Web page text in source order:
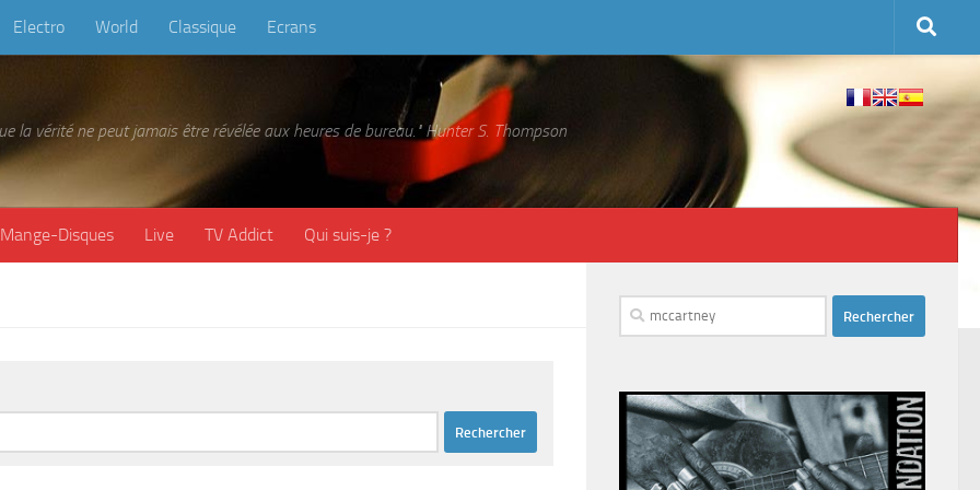
Electro World Classique Ecrans
la vérité ne peut jamais être révélée aux heures de bureau." Hunter S. Thompson
Mange-Disques Live TV Addict Qui suis-je ?
Rechercher :